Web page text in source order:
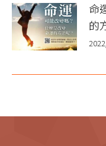
命
的